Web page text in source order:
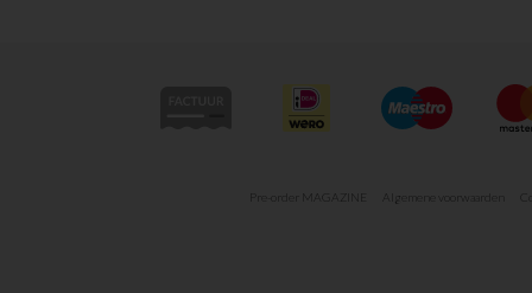
Pre-order MAGAZINE Algemene voorwaarden